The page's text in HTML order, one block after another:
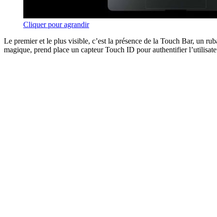
Cliquer pour agrandir
Le premier et le plus visible, c’est la présence de la Touch Bar, un
magique, prend place un capteur Touch ID pour authentifier